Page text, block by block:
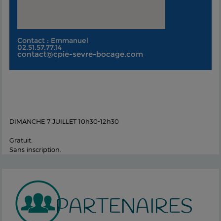
Contact : Emmanuel
02.51.57.77.14
contact@cpie-sevre-bocage.com
DIMANCHE 7 JUILLET 10h30-12h30
Gratuit.
Sans inscription.
PARTENAIRES